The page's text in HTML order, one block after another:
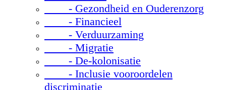
- Gezondheid en Ouderenzorg
- Financieel
- Verduurzaming
- Migratie
- De-kolonisatie
- Inclusie vooroordelen
discriminatie